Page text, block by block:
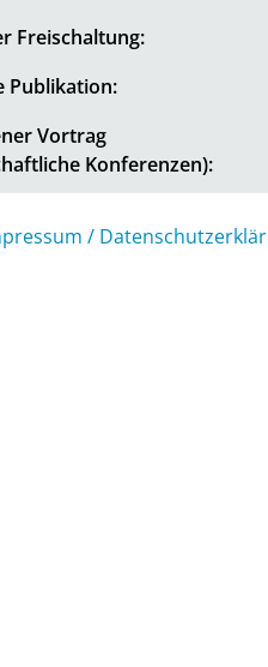
Freischaltung:
Publikation:
Vortrag
Konferenzen):
/